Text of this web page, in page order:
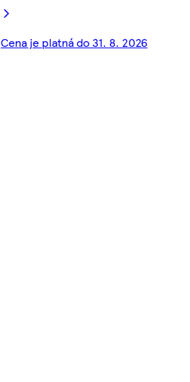
Cena je platná do 31. 8. 2026